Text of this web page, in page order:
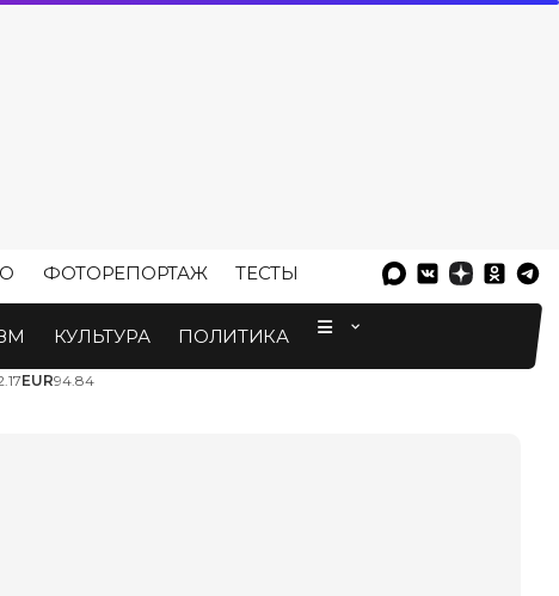
ФОТОРЕПОРТАЖ ТЕСТЫ
КУЛЬТУРА ПОЛИТИКА
EUR94.84